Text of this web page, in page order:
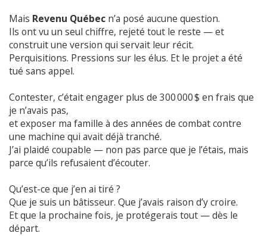
Mais Revenu Québec n’a posé aucune question.
Ils ont vu un seul chiffre, rejeté tout le reste — et
construit une version qui servait leur récit.
Perquisitions. Pressions sur les élus. Et le projet a été
tué sans appel.
Contester, c’était engager plus de 300 000 $ en frais que
je n’avais pas,
et exposer ma famille à des années de combat contre
une machine qui avait déjà tranché.
J’ai plaidé coupable — non pas parce que je l’étais, mais
parce qu’ils refusaient d’écouter.
Qu’est-ce que j’en ai tiré ?
Que je suis un bâtisseur. Que j’avais raison d’y croire.
Et que la prochaine fois, je protégerais tout — dès le
départ.